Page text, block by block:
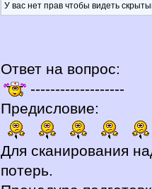
У вас нет прав чтобы видеть
Ответ на вопрос:
-------------------
Предисловие:
Для сканирования
потерь.